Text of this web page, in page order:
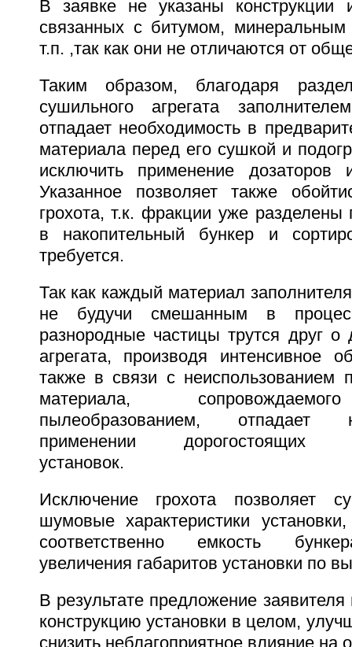
В заявке не указаны конструкции
связанных с битумом,
т.п. ,так как они не отличаются от
Таким образом, благодаря
сушильного агрегата
отпадает необходимость в
материала перед его сушкой и
исключить применение дозаторов
Указанное позволяет также
грохота, т.к. фракции уже разделены
в накопительный бункер и
требуется.
Так как каждый материал
не будучи смешанным в
разнородные частицы трутся друг
агрегата, производя интенсивное
также в связи с неиспользованием
материала,
пылеобразованием, отпадает
применении дорогостоящих
установок.
Исключение грохота позволяет
шумовые характеристики
соответственно емкость
увеличения габаритов установки по
В результате предложение заявителя
конструкцию установки в целом,
снизить неблагоприятное влияние